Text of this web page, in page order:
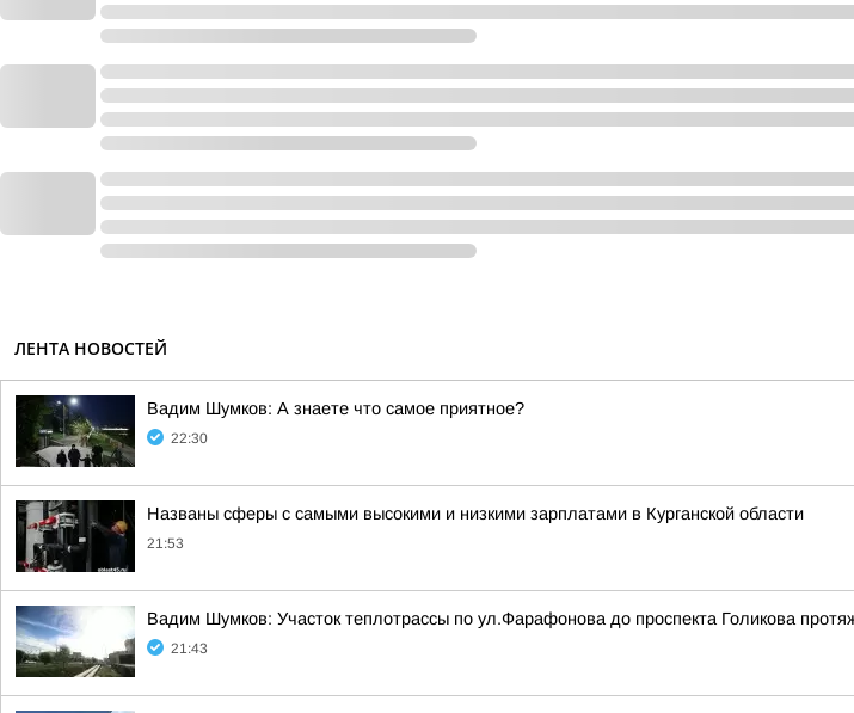
ЛЕНТА НОВОСТЕЙ
Вадим Шумков: А знаете что самое приятное?
22:30
Названы сферы с самыми высокими и низкими зарплатами в Курганской области
21:53
Вадим Шумков: Участок теплотрассы по ул.Фарафонова до проспекта Голикова
21:43